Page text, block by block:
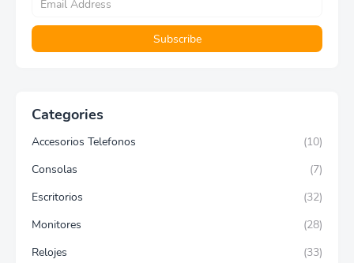
Categories
Accesorios Telefonos
(10)
Consolas
(7)
Escritorios
(32)
Monitores
(28)
Relojes
(33)